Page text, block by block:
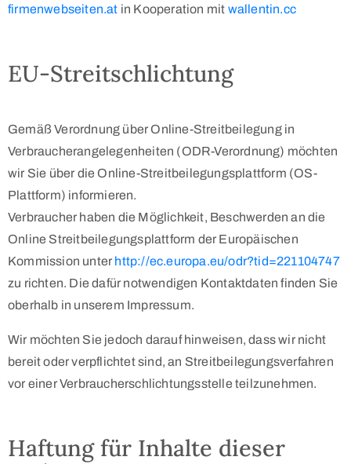
firmenwebseiten.at in Kooperation mit wallentin.cc
EU-Streitschlichtung
Gemäß Verordnung über Online-Streitbeilegung in
Verbraucherangelegenheiten (ODR-Verordnung) möchten
wir Sie über die Online-Streitbeilegungsplattform (OS-
Plattform) informieren.
Verbraucher haben die Möglichkeit, Beschwerden an die
Online Streitbeilegungsplattform der Europäischen
Kommission unter http://ec.europa.eu/odr?tid=221104747
zu richten. Die dafür notwendigen Kontaktdaten finden Sie
oberhalb in unserem Impressum.
Wir möchten Sie jedoch darauf hinweisen, dass wir nicht
bereit oder verpflichtet sind, an Streitbeilegungsverfahren
vor einer Verbraucherschlichtungsstelle teilzunehmen.
Haftung für Inhalte dieser